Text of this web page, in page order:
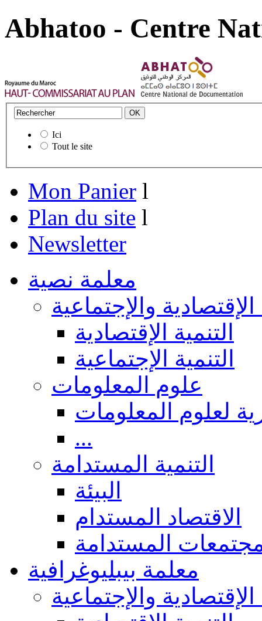
Abhatoo - Centre
Ici
Tout le site
Mon Panier l
Plan du site l
Newsletter
معلمة نصية
الإقتصادية والإجتماعية
التنمية الإقتصادية
التنمية الإجتماعية
علوم المعلومات
لعلوم المعلومات
...
التنمية المستدامة
البيئة
الاقتصاد المستدام
المستدامة
معلمة بيبليوغرافية
الإقتصادية والإجتماعية